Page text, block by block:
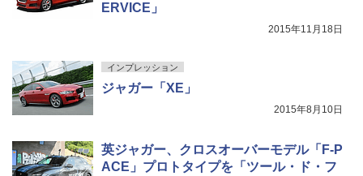
ERVICE」
2015年11月18日
インプレッション
ジャガー「XE」
2015年8月10日
英ジャガー、クロスオーバーモデル「F-P
ACE」プロトタイプを「ツール・ド・フ